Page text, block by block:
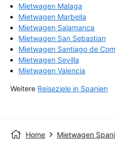
Mietwagen Malaga
Mietwagen Marbella
Mietwagen Salamanca
Mietwagen San Sebastian
Mietwagen Santiago de
Mietwagen Sevilla
Mietwagen Valencia
Weitere Reiseziele in Spanien
Home Mietwagen